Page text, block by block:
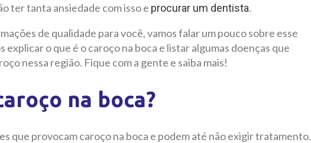
ter tanta ansiedade com isso e procurar um dentista.
de qualidade para você, vamos falar um pouco sobre esse
explicar o que é o caroço na boca e listar algumas doenças que
nessa região. Fique com a gente e saiba mais!
na boca?
que provocam caroço na boca e podem até não exigir tratamento.